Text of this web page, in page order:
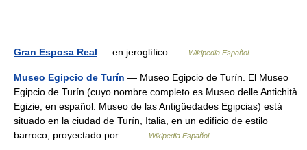
Gran Esposa Real — en jeroglífico … Wikipedia Español
Museo Egipcio de Turín — Museo Egipcio de Turín. El Museo
Egipcio de Turín (cuyo nombre completo es Museo delle Antichità
Egizie, en español: Museo de las Antigüedades Egipcias) está
situado en la ciudad de Turín, Italia, en un edificio de estilo
barroco, proyectado por… …
Wikipedia Español